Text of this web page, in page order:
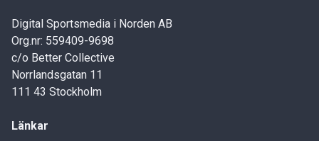
Digital Sportsmedia i Norden AB
Org.nr: 559409-9698
c/o Better Collective
Norrlandsgatan 11
111 43 Stockholm
Länkar